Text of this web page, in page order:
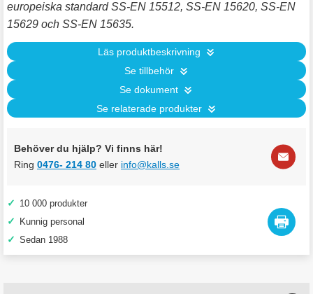
europeiska standard SS-EN 15512, SS-EN 15620, SS-EN
15629 och SS-EN 15635.
Läs produktbeskrivning
Se tillbehör
Se dokument
Se relaterade produkter
Behöver du hjälp? Vi finns här!
Ring 0476- 214 80 eller info@kalls.se
✓ 10 000 produkter
✓ Kunnig personal
✓ Sedan 1988